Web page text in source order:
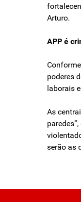
Arturo.
APP é
poderes
laborais
As
serão as